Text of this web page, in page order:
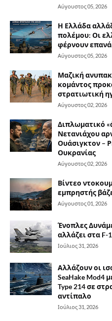
Αύγουστος 05, 2026
Η Ελλάδα
πολέμου: Οι
φέρνουν
Αύγουστος 05, 2026
Μαζική
κομάντος
στρατιωτική
Αύγουστος 02, 2026
Διπλωματικό
Νετανιάχου
Ουάσιγκτον –
Ουκρανίας
Αύγουστος 02, 2026
Βίντεο
εμπρηστής
Αύγουστος 01, 2026
Ένοπλες
αλλάζει στα F-
Ιούλιος 31, 2026
Αλλάζουν οι
SeaHake Mod4
Type 214 σε
αντίπαλο
Ιούλιος 31, 2026